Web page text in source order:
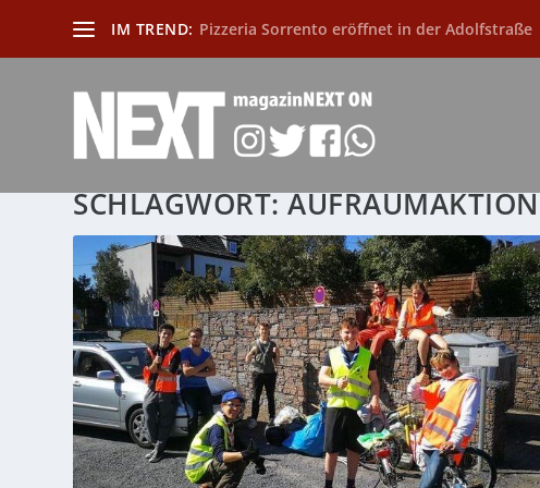
IM TREND: Pizzeria Sorrento eröffnet in der Adolfstraße
SCHLAGWORT:AUFRÄUMAKTION